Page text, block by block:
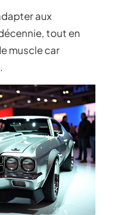
aux
tout en
muscle car